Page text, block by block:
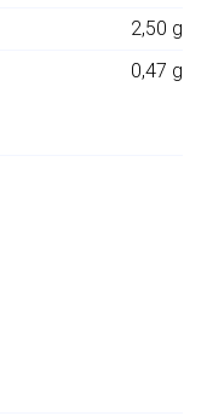
2,50 g
0,47 g